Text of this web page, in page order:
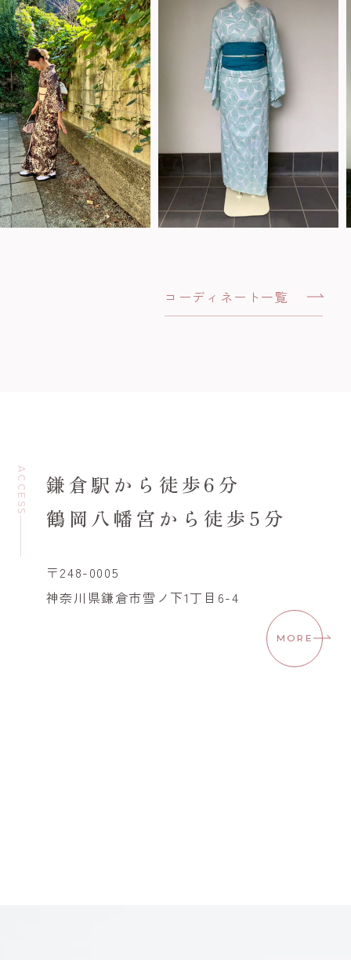
コーディネート一覧
ACCESS
鎌倉駅から徒歩6分
鶴岡八幡宮から徒歩5分
〒248-0005
神奈川県鎌倉市雪ノ下1丁目6-4
MORE